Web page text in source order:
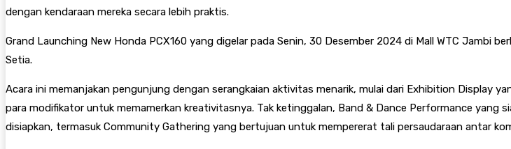
dengan kendaraan mereka secara lebih praktis.
Grand Launching New Honda PCX160 yang digelar pada Senin, 30 Desember 2024 di Mall WTC Jambi
Setia.
Acara ini memanjakan pengunjung dengan serangkaian aktivitas menarik, mulai dari Exhibition Display
para modifikator untuk memamerkan kreativitasnya. Tak ketinggalan, Band & Dance Performance yang
disiapkan, termasuk Community Gathering yang bertujuan untuk mempererat tali persaudaraan antar